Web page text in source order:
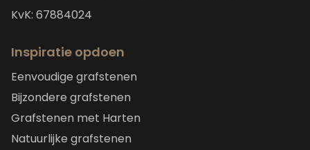
KvK: 67884024
Inspiratie opdoen
Eenvoudige grafstenen
Bijzondere grafstenen
Grafstenen met Harten
Natuurlijke grafstenen